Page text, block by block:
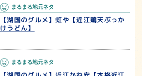
まるまる地元ネタ
【湖国のグルメ】虹や【近江鶏天ぶっか
けうどん】
まるまる地元ネタ